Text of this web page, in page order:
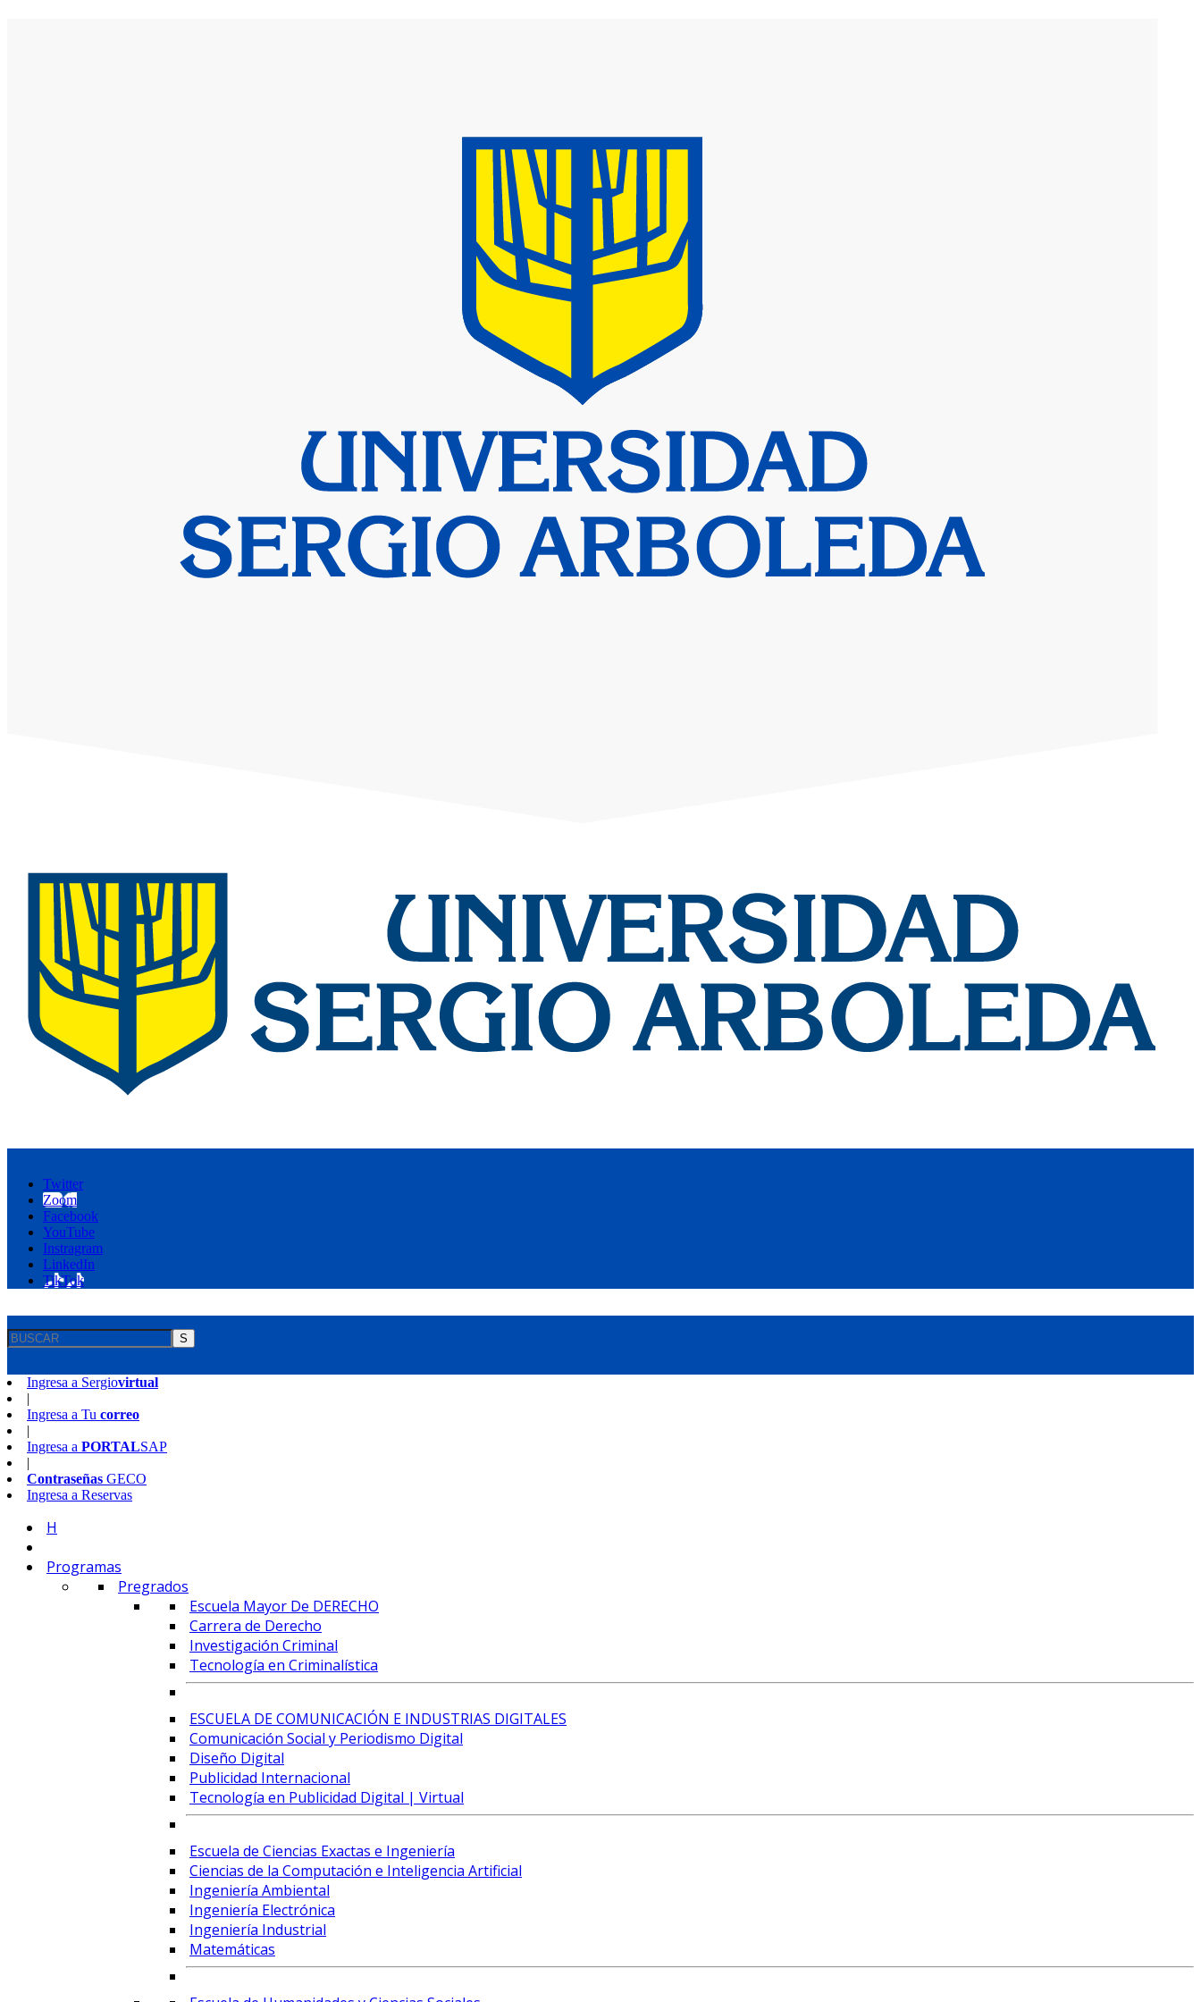
Twitter
Zoom
Facebook
YouTube
Instragram
LinkedIn
TikTok
S
Ingresa a Sergiovirtual
|
Ingresa a Tu correo
|
Ingresa a PORTALSAP
|
Contraseñas GECO
Ingresa a Reservas
H
Programas
Pregrados
Escuela Mayor De DERECHO
Carrera de Derecho
Investigación Criminal
Tecnología en Criminalística
ESCUELA DE COMUNICACIÓN E INDUSTRIAS DIGITALES
Comunicación Social y Periodismo Digital
Diseño Digital
Publicidad Internacional
Tecnología en Publicidad Digital | Virtual
Escuela de Ciencias Exactas e Ingeniería
Ciencias de la Computación e Inteligencia Artificial
Ingeniería Ambiental
Ingeniería Electrónica
Ingeniería Industrial
Matemáticas